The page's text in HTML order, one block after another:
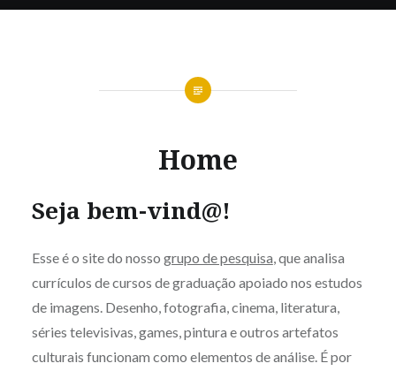
Home
Seja bem-vind@!
Esse é o site do nosso grupo de pesquisa , que analisa
currículos de cursos de graduação apoiado nos estudos
de imagens. Desenho, fotografia, cinema, literatura,
séries televisivas, games, pintura e outros artefatos
culturais funcionam como elementos de análise. É por